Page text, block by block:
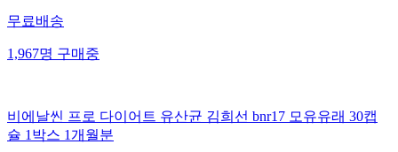
무료배송
1,967명구매중
비에날씬 프로 다이어트 유산균 김희선 bnr17 모유유래 30캡
슐 1박스 1개월분